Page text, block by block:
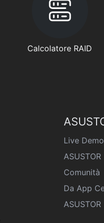
Calcolatore RAID
Live Demo
Comunità
Da App